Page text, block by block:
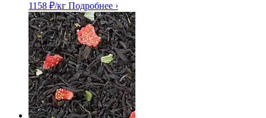
1158 ₽/кг Подробнее ›